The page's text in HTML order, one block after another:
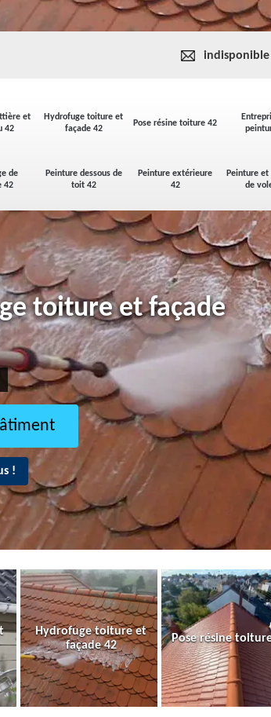
et
42
Hydrofuge toiture et
façade 42
Pose résine toiture 42
de
42
Peinture dessous de
toit 42
Peinture extérieure
42
Peinture et
de
indisponible
toiture et façade
!
Hydrofuge toiture et
façade 42
Pose résine